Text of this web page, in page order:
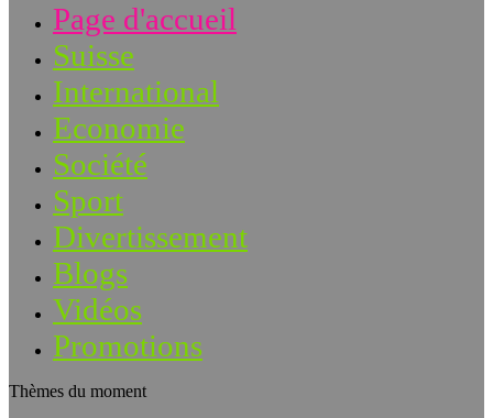
Page d'accueil
Suisse
International
Economie
Société
Sport
Divertissement
Blogs
Vidéos
Promotions
Thèmes du moment